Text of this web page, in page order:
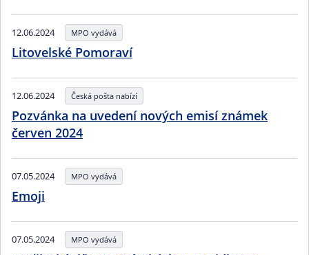
12.06.2024 MPO vydává
Litovelské Pomoraví
12.06.2024 Česká pošta nabízí
Pozvánka na uvedení nových emisí známek
červen 2024
07.05.2024 MPO vydává
Emoji
07.05.2024 MPO vydává